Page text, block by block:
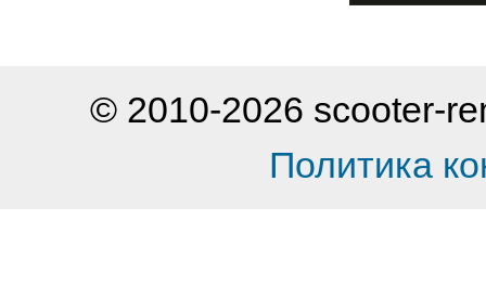
© 2010-2026 scooter-
Политика